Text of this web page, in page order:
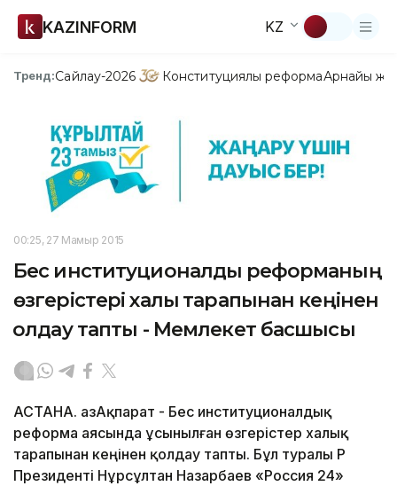
KAZINFORM KZ
Тренд:Сайлау-2026 Конституциялық реформаАрнайы
00:25, 27 Мамыр 2015
Бес институционалдық реформаның
өзгерістері халық тарапынан кеңінен
қолдау тапты - Мемлекет басшысы
АСТАНА. ҚазАқпарат - Бес институционалдық
реформа аясында ұсынылған өзгерістер халық
тарапынан кеңінен қолдау тапты. Бұл туралы ҚР
Президенті Нұрсұлтан Назарбаев «Россия 24»